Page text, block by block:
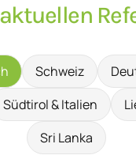
Schweiz
Südtirol & Italien
Sri Lanka